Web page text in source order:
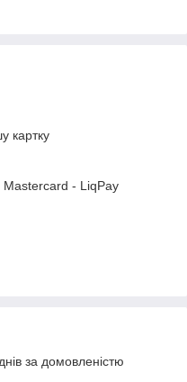
картку
- LiqPay
за домовленістю